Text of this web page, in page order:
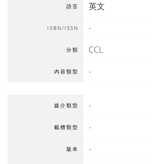
語言 英文
ISBN/ISSN -
分類 CCL
內容類型 -
媒介類型 -
載體類型 -
版本 -